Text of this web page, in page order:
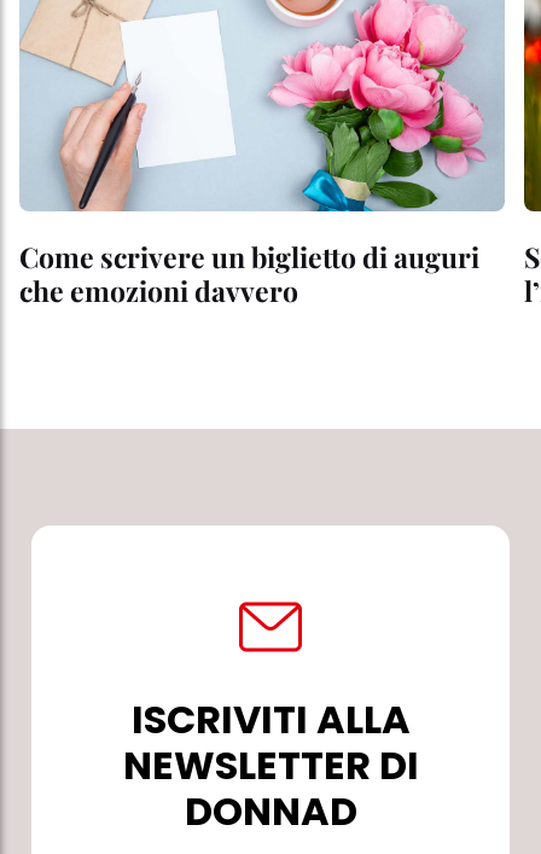
Come scrivere un biglietto di auguri
che emozioni davvero
ISCRIVITI ALLA
NEWSLETTER DI
DONNAD